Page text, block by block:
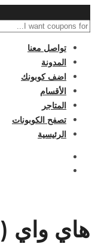
تواصل معنا
المدونة
اضف كوبونك
الأقسام
المتاجر
تصفح الكوبونات
الرئيسية
هاي واي (1)